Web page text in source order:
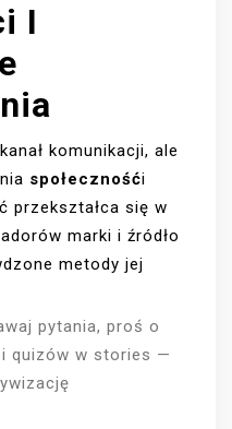
I
komunikacji, ale
społecznośći
przekształca się w
marki i źródło
metody jej
pytania, proś o
quizów w stories —